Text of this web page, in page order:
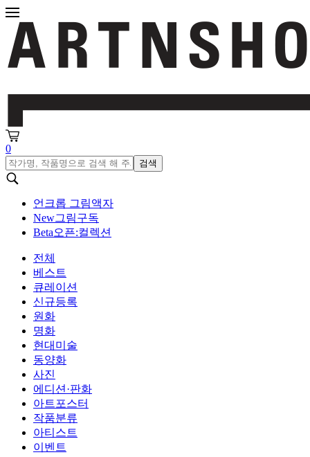
0
검색
언크롭 그림액자
New그림구독
Beta오픈:컬렉션
전체
베스트
큐레이션
신규등록
원화
명화
현대미술
동양화
사진
에디션·판화
아트포스터
작품분류
아티스트
이벤트